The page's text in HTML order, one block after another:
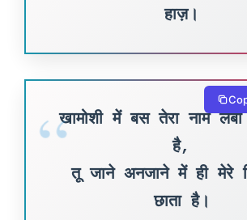
हाज़।
खामोशी में बस तेरा नाम
है,
तू जाने अनजाने में ही मेरे
छाता है।